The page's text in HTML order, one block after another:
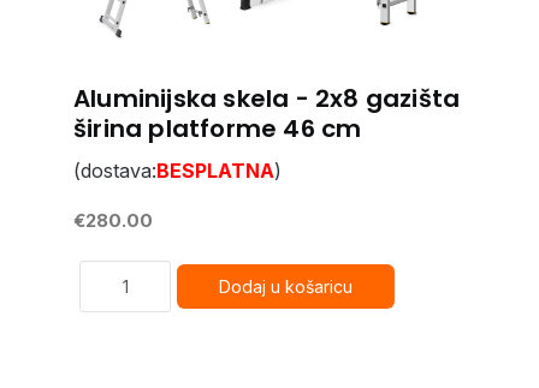
Aluminijska skela - 2x8 gazišta
širina platforme 46 cm
(dostava:BESPLATNA)
€280.00